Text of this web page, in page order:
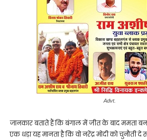
Advt.
जानकार बताते हैं कि बंगाल में जीत के बाद ममता
एक धड़ा यह मानता है कि वो नरेंद्र मोदी को चुनौती